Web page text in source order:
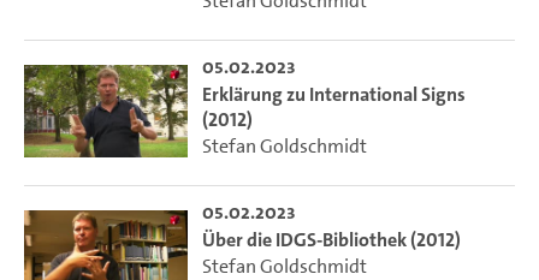
05.02.2023
Erklärung zu International Signs
(2012)
Stefan Goldschmidt
05.02.2023
Über die IDGS-Bibliothek (2012)
Stefan Goldschmidt